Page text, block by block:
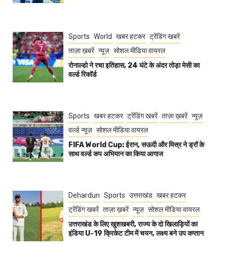
Sports World खबर हटकर ट्रेंडिंग खबरें
ताज़ा ख़बरें न्यूज़ सोशल मीडिया वायरल
रोनाल्डो ने रचा इतिहास, 24 घंटे के अंदर तोड़ा मेसी का
वर्ल्ड रिकॉर्ड
Sports खबर हटकर ट्रेंडिंग खबरें ताज़ा ख़बरें न्यूज़
वर्ल्ड न्यूज़ सोशल मीडिया वायरल
FIFA World Cup: ईरान, सऊदी और मिस्र ने ड्रॉ के
साथ वर्ल्ड कप अभियान का किया आगाज
Dehardun Sports उत्तराखंड खबर हटकर
ट्रेंडिंग खबरें ताज़ा ख़बरें न्यूज़ सोशल मीडिया वायरल
उत्तराखंड के लिए खुशखबरी, राज्य के दो खिलाड़ियों का
इंडिया U-19 क्रिकेट टीम में चयन, लक्ष्य बने उप कप्तान